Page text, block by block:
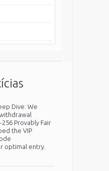
Dive: We
Provably Fair
the VIP
optimal entry.